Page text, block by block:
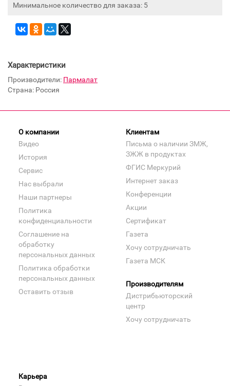
Минимальное количество для заказа: 5
Характеристики
Производители: Пармалат
Страна: Россия
О компании
Видео
История
Сервис
Нас выбрали
Наши партнеры
Политика
конфиденциальности
Соглашение на
обработку
персональных данных
Политика обработки
персональных данных
Оставить отзыв
Клиентам
Письма о наличии ЗМЖ,
ЗЖЖ в продуктах
ФГИС Меркурий
Интернет заказ
Конференции
Акции
Сертификат
Газета
Хочу сотрудничать
Газета МСК
Производителям
Дистрибьюторский
центр
Хочу сотрудничать
Карьера